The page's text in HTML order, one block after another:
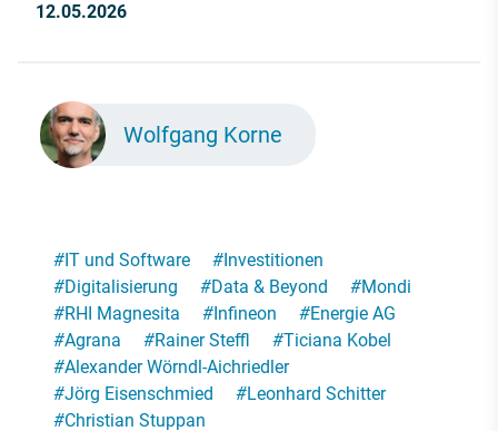
12.05.2026
Wolfgang Korne
#IT und Software #Investitionen
#Digitalisierung #Data & Beyond #Mondi
#RHI Magnesita #Infineon #Energie AG
#Agrana #Rainer Steffl #Ticiana Kobel
#Alexander Wörndl-Aichriedler
#Jörg Eisenschmied #Leonhard Schitter
#Christian Stuppan